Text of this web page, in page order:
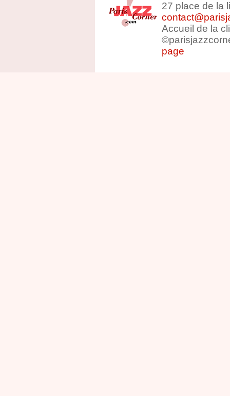
27 place de la
Accueil de la
page